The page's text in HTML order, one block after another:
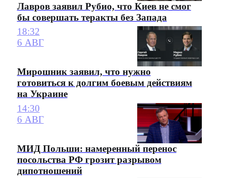
Лавров заявил Рубио, что Киев не смог
бы совершать теракты без Запада
18:32
6 АВГ
Мирошник заявил, что нужно
готовиться к долгим боевым действиям
на Украине
14:30
6 АВГ
МИД Польши: намеренный перенос
посольства РФ грозит разрывом
дипотношений